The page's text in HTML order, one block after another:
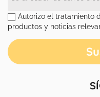
Autorizo el tratamiento
productos y noticias